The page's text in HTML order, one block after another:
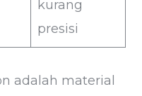
kurang
presisi
adalah material